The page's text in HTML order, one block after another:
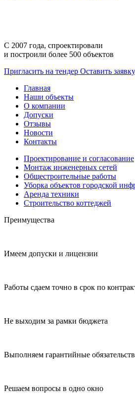
С 2007 года, спроектировали
и построили более 500 объектов
Пригласить на тендер Оставить
Главная
Наши объекты
О компании
Допуски
Отзывы
Новости
Контакты
Проектирование и согласование
Монтаж инженерных сетей
Общестроительные работы
Уборка объектов городской
Аренда техники
Строительство коттеджей
Преимущества
Имеем допуски и лицензии
Работы сдаем точно в срок по
Не выходим за рамки бюджета
Выполняем гарантийные
Решаем вопросы в одно окно